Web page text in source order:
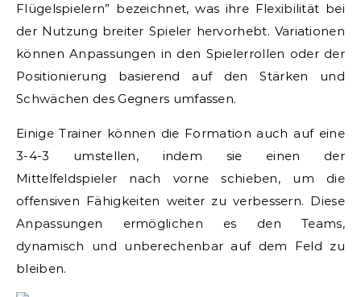
Flügelspielern” bezeichnet, was ihre Flexibilität bei
der Nutzung breiter Spieler hervorhebt. Variationen
können Anpassungen in den Spielerrollen oder der
Positionierung basierend auf den Stärken und
Schwächen des Gegners umfassen.
Einige Trainer können die Formation auch auf eine
3-4-3 umstellen, indem sie einen der
Mittelfeldspieler nach vorne schieben, um die
offensiven Fähigkeiten weiter zu verbessern. Diese
Anpassungen ermöglichen es den Teams,
dynamisch und unberechenbar auf dem Feld zu
bleiben.